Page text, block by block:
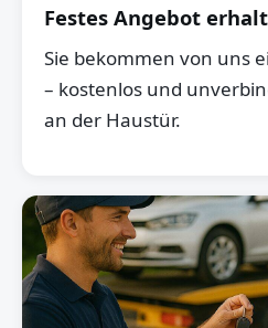
Festes Angebot
Sie bekommen von uns
– kostenlos und
an der Haustür.